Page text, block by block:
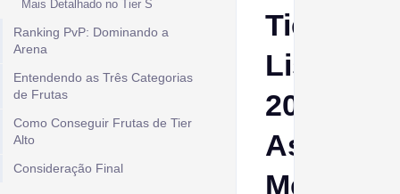
Mais Detalhado no Tier S
Ranking PvP: Dominando a
Arena
Entendendo as Três Categorias
de Frutas
Como Conseguir Frutas de Tier
Alto
Consideração Final
Tier
List
2026:
As
Melhores